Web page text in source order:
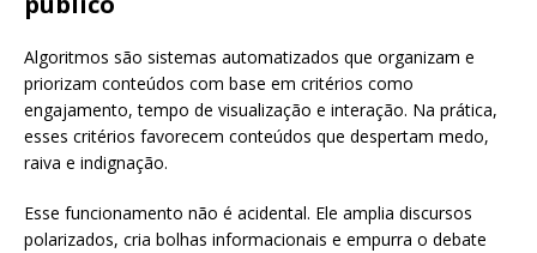
Algoritmos são sistemas automatizados que organizam e
priorizam conteúdos com base em critérios como
engajamento, tempo de visualização e interação. Na prática,
esses critérios favorecem conteúdos que despertam medo,
raiva e indignação.
Esse funcionamento não é acidental. Ele amplia discursos
polarizados, cria bolhas informacionais e empurra o debate